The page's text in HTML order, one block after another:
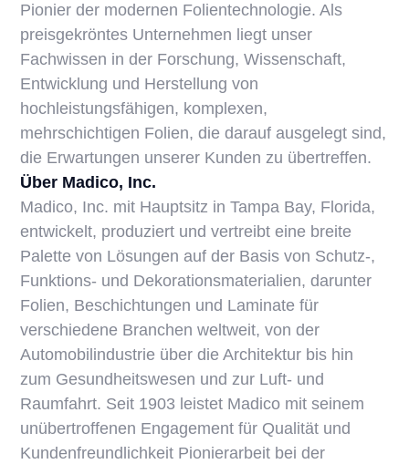
Pionier der modernen Folientechnologie. Als
preisgekröntes Unternehmen liegt unser
Fachwissen in der Forschung, Wissenschaft,
Entwicklung und Herstellung von
hochleistungsfähigen, komplexen,
mehrschichtigen Folien, die darauf ausgelegt sind,
die Erwartungen unserer Kunden zu übertreffen.
Über Madico, Inc.
Madico, Inc. mit Hauptsitz in Tampa Bay, Florida,
entwickelt, produziert und vertreibt eine breite
Palette von Lösungen auf der Basis von Schutz-,
Funktions- und Dekorationsmaterialien, darunter
Folien, Beschichtungen und Laminate für
verschiedene Branchen weltweit, von der
Automobilindustrie über die Architektur bis hin
zum Gesundheitswesen und zur Luft- und
Raumfahrt. Seit 1903 leistet Madico mit seinem
unübertroffenen Engagement für Qualität und
Kundenfreundlichkeit Pionierarbeit bei der